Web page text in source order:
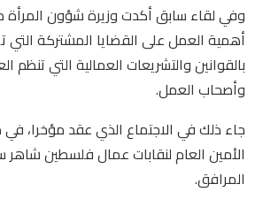
وفي لقاء سابق أكدت وزيرة شؤون المرأة
أهمية العمل على القضايا المشتركة التي
بالقوانين والتشريعات العمالية التي تنظم
وأصحاب العمل.
جاء ذلك في الاجتماع الذي عقد مؤخرا، في
الأمين العام لنقابات عمال فلسطين
المرافق.